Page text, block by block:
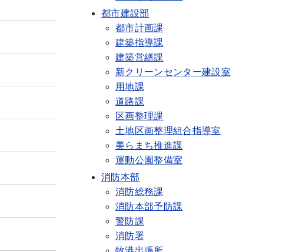
都市建設部
都市計画課
建築指導課
建築営繕課
新クリーンセンター建設室
用地課
道路課
区画整理課
土地区画整理組合指導室
美らまち推進課
運動公園整備室
消防本部
消防総務課
消防本部予防課
警防課
消防署